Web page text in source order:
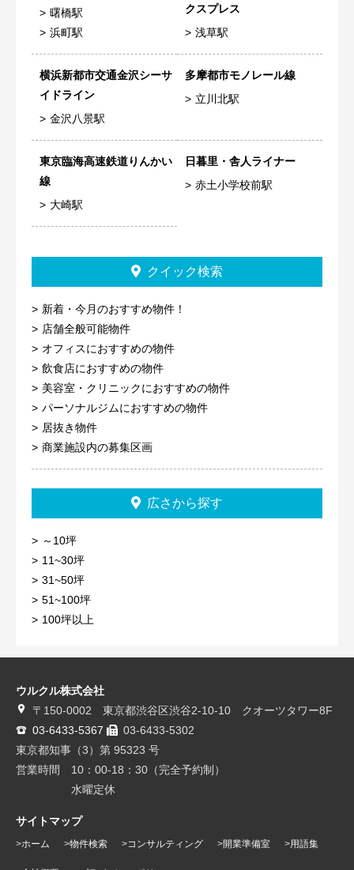
曙橋駅
浜町駅
クスプレス
浅草駅
横浜新都市交通金沢シーサ
イドライン
金沢八景駅
多摩都市モノレール線
立川北駅
東京臨海高速鉄道りんかい
線
大崎駅
日暮里・舎人ライナー
赤土小学校前駅
クイック検索
新着・今月のおすすめ物件！
店舗全般可能物件
オフィスにおすすめの物件
飲食店におすすめの物件
美容室・クリニックにおすすめの物件
パーソナルジムにおすすめの物件
居抜き物件
商業施設内の募集区画
広さから探す
～10坪
11~30坪
31~50坪
51~100坪
100坪以上
ウルクル株式会社
〒150-0002 東京都渋谷区渋谷2-10-10 クオーツタワー8F
03-6433-5367
03-6433-5302
東京都知事（3）第 95323 号
営業時間 10：00-18：30（完全予約制）
水曜定休
サイトマップ
ホーム 物件検索 コンサルティング 開業準備室 用語集